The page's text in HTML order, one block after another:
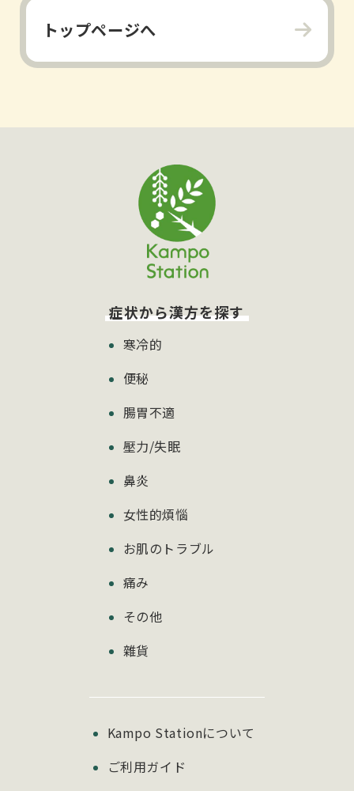
トップページへ
症状から漢方を探す
寒冷的
便秘
腸胃不適
壓力/失眠
鼻炎
女性的煩惱
お肌のトラブル
痛み
その他
雜貨
Kampo Stationについて
ご利用ガイド